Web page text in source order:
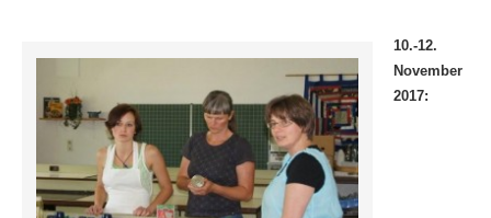
10.-12.
November
2017: